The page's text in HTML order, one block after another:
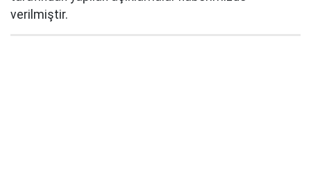
verilmiştir.